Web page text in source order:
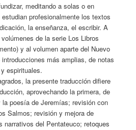
meditando a solas o en
profesionalmente los textos
la enseñanza, el escribir. A
de la serie Los Libros
y al volumen aparte del Nuevo
más amplias, de notas
espirituales.
la presente traducción difiere
aprovechando la primera, de
poesía de Jeremías; revisión con
Salmos; revisión y mejora de
narrativos del Pentateuco; retoques